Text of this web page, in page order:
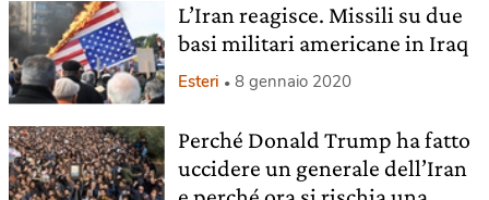
L’Iran reagisce. Missili su due
basi militari americane in Iraq
Esteri 8 gennaio 2020
Perché Donald Trump ha fatto
uccidere un generale dell’Iran